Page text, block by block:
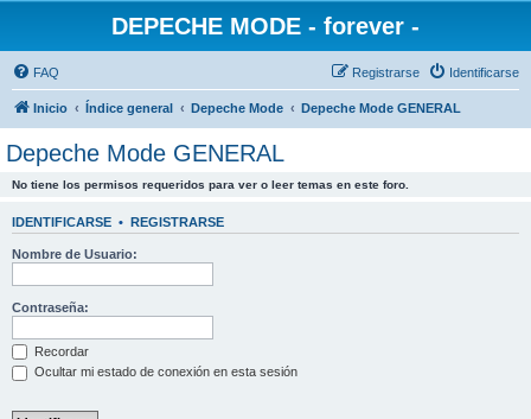
DEPECHE MODE - forever -
FAQ Identificarse
Registrarse
Inicio Índice general Depeche Mode Depeche Mode GENERAL
Depeche Mode GENERAL
No tiene los permisos requeridos para ver o leer temas en este foro.
IDENTIFICARSE • REGISTRARSE
Nombre de Usuario:
Contraseña:
Recordar
Ocultar mi estado de conexión en esta sesión